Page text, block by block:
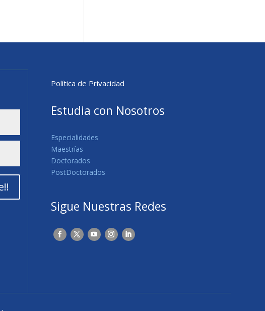
Política de Privacidad
Estudia con Nosotros
Especialidades
Maestrías
Doctorados
PostDoctorados
Sigue Nuestras Redes